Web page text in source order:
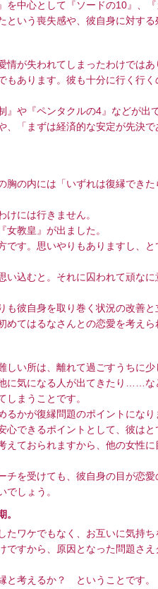
中心として『ソードの10』、
という喪失感や、彼自身に対す
が失われてしまったわけではあ
あります。彼も十分に行く行
や『ペンタクルの4』などが出
、「まずは経済的な安定が先決
胸の内には「いずれは復縁でき
には行きません。
教皇』が出ました。
す。思いやりもありますし、と
込むと。それに囚われて頑なに
彼自身を取り巻く状況の改善と
めてはるなさんとの恋愛を考え
い所は、離れて過ごすうちに少
に気になる人が出てきたり……な
しまうことです。
かが復縁問題のポイントになり
できるポイントとして、彼はと
えておられますから、他の女性
を受けても、彼自身の目が恋愛
でしょう。
。
ワケでもなく、お互いに気持
ですから、原因となった問題さ
と考えるか？ ということです。